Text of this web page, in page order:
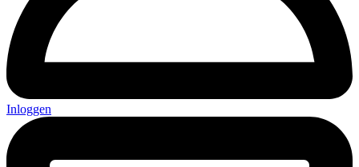
Inloggen